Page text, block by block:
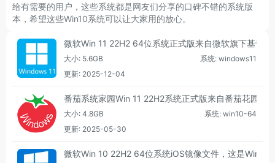
给有需要的用户，这些系统都是网友们分享的口碑不错的系统版
本，希望这些Win10系统可以让大家用的放心。
微软Win 11 22H2 64位系统正式版来自微软旗下基于
大小: 5.6GB
系统: windows11
更新: 2025-12-04
番茄系统家园Win 11 22H2系统正式版来自番茄花园
大小: 4.8GB
系统: win10-64
更新: 2025-05-30
微软Win 10 22H2 64位系统iOS镜像文件，这是Win